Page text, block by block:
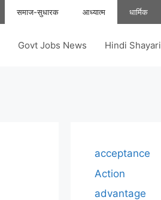
समाज-सुधारक आध्यात्म धार्मिक
Govt Jobs News Hindi Shayari
acceptance
Action
advantage